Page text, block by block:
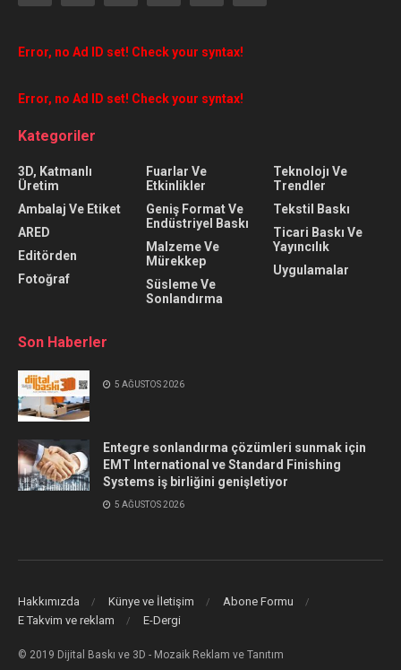
Error, no Ad ID set! Check your syntax!
Error, no Ad ID set! Check your syntax!
Kategoriler
3D, Katmanlı
Üretim
Ambalaj Ve Etiket
ARED
Editörden
Fotoğraf
Fuarlar Ve
Etkinlikler
Geniş Format Ve
Endüstriyel Baskı
Malzeme Ve
Mürekkep
Süsleme Ve
Sonlandırma
Teknolojı Ve
Trendler
Tekstil Baskı
Ticari Baskı Ve
Yayıncılık
Uygulamalar
Son Haberler
5 AĞUSTOS 2026
Entegre sonlandırma çözümleri sunmak için
EMT International ve Standard Finishing
Systems iş birliğini genişletiyor
5 AĞUSTOS 2026
Hakkımızda Künye ve İletişim
Abone Formu
E Takvim ve reklam
E-Dergi
© 2019 Dijital Baskı ve 3D - Mozaik Reklam ve Tanıtım